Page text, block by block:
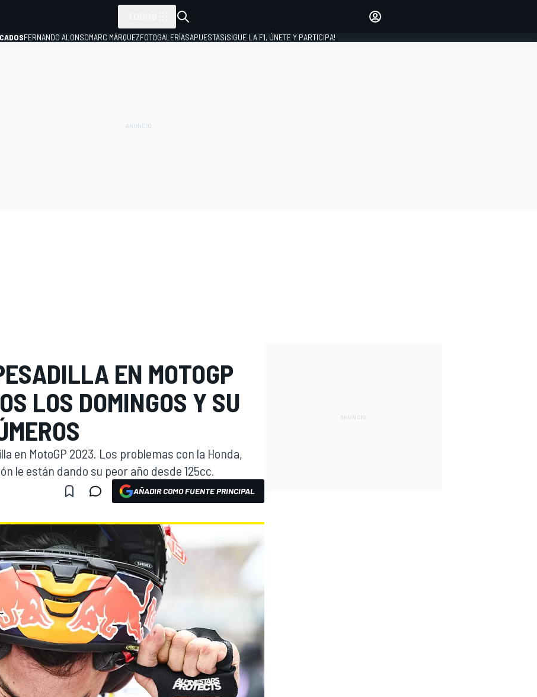
FERNANDO ALONSOMARC MÁRQUEZFOTOGALERÍASAPUESTAS¡SIGUE LA F1, ÚNETE Y PARTICIPA!
EN MOTOGP
LOS DOMINGOS Y SU
en MotoGP 2023. Los problemas con la Honda,
le están dando su peor año desde 125cc.
AÑADIR COMO FUENTE PRINCIPAL